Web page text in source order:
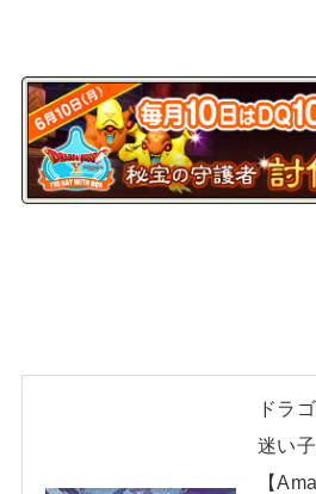
ドラ
迷い
【